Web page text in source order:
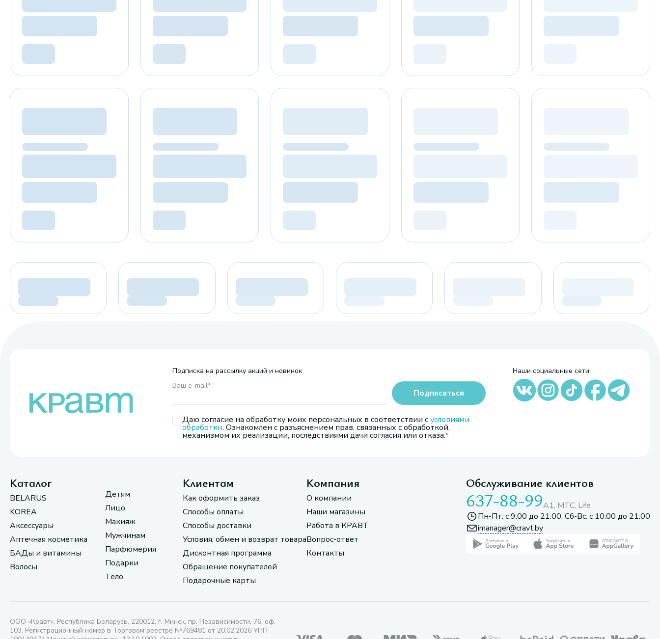
Подписка на рассылку акций и новинок
Ваш e-mail*
Даю согласие на обработку моих персональных в соответствии сусловиями
обработки. Ознакомлен с разъяснением прав, связанных с обработкой,
механизмом их реализации, последствиями дачи согласия или отказа.
Подписаться
Наши социальные сети
Каталог
BELARUS
KOREA
Аксессуары
Аптечная косметика
БАДы и витамины
Волосы
Детям
Лицо
Макияж
Мужчинам
Парфюмерия
Подарки
Тело
Клиентам
Как оформить заказ
Способы оплаты
Способы доставки
Условия, обмен и возврат товара
Дисконтная программа
Обращение покупателей
Подарочные карты
Компания
О компании
Наши магазины
Работа в КРАВТ
Вопрос-ответ
Контакты
Обслуживание клиентов
637-88-99A1, МТС, Life
Пн-Пт: с 9:00 до 21:00. Сб-Вс: с 10:00 до 21:00
imanager@cravt.by
ООО «Кравт». Республика Беларусь, 220012, г. Минск, пр. Независимости, 76, оф.
103. Регистрационный номер в Торговом реестре №769481 от 20.02.2026 УНП